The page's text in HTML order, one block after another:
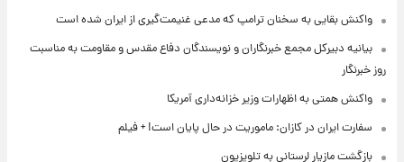
واکنش بقایی به سخنان ترامپ که مدعی غنیمت‌گیری از ایران شده است
بیانیه دبیرکل مجمع خبرنگاران و نویسندگان دفاع مقدس و مقاومت به مناسبت
روز خبرنگار
واکنش همتی به اظهارات وزیر خزانه‌داری آمریکا
سفارت ایران در کازان: ماموریت در حال پایان است! + فیلم
بازگشت مازیار لرستانی به تلویزیون